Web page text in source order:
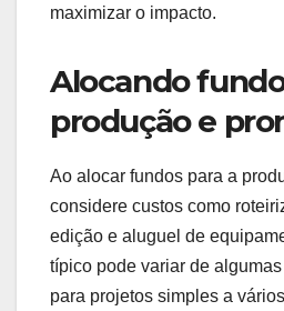
maximizar o impacto.
Alocando
produção e
Ao alocar fundos para a
considere custos como
edição e aluguel de
típico pode variar de
para projetos simples a